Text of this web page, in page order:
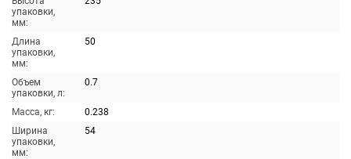
упаковки,
мм:
Длина
упаковки,
мм:
50
Объем
упаковки, л:
0.7
Масса, кг:
0.238
Ширина
упаковки,
мм:
54